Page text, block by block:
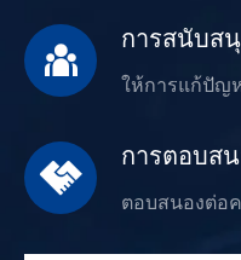

การสนับส
ให้การแก้ปัญ

การตอบสน
ตอบสนองต่อ